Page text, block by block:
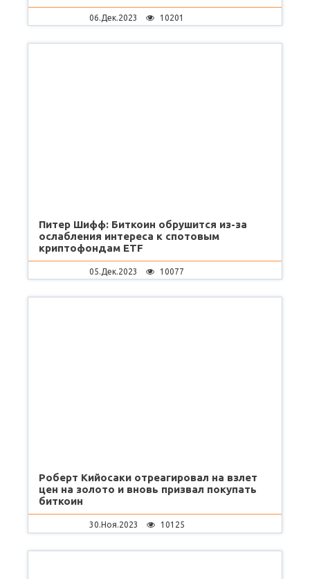
06.Дек.2023 10201
Питер Шифф: Биткоин обрушится из-за
ослабления интереса к спотовым
криптофондам ETF
05.Дек.2023 10077
Роберт Кийосаки отреагировал на взлет
цен на золото и вновь призвал покупать
биткоин
30.Ноя.2023 10125